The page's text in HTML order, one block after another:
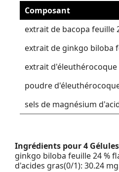
Composant
extrait de bacopa feuille
extrait de ginkgo biloba
extrait d'éleuthérocoque
poudre
sels de magnésium
Ingrédients pour 4
ginkgo biloba feuille 24 %
d'acides gras(0/1): 30.24